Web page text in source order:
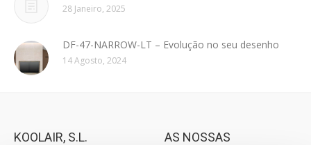
28 Janeiro, 2025
DF-47-NARROW-LT – Evolução no seu desenho
14 Agosto, 2024
KOOLAIR, S.L.
AS NOSSAS